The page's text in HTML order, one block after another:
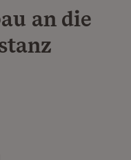
an die